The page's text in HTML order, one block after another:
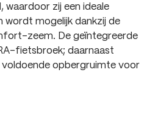
zij een ideale
mogelijk dankzij de
zeem. De geïntegreerde
fietsbroek; daarnaast
voldoende opbergruimte voor